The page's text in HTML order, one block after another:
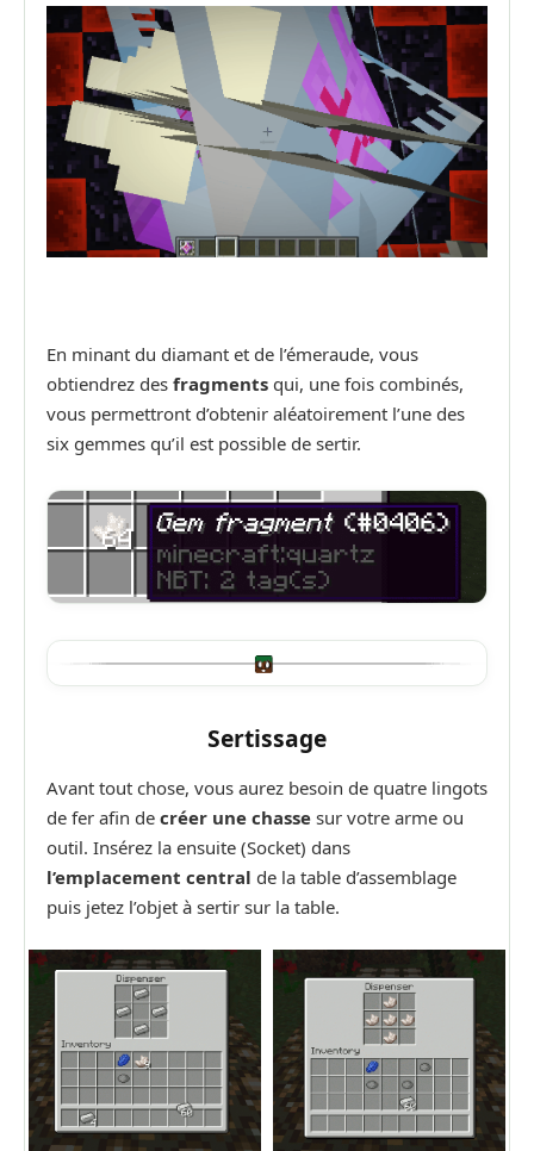
En minant du diamant et de l’émeraude, vous
obtiendrez des fragments qui, une fois combinés,
vous permettront d’obtenir aléatoirement l’une des
six gemmes qu’il est possible de sertir.
Sertissage
Avant tout chose, vous aurez besoin de quatre lingots
de fer afin de créer une chasse sur votre arme ou
outil. Insérez la ensuite (Socket) dans
l’emplacement central de la table d’assemblage
puis jetez l’objet à sertir sur la table.